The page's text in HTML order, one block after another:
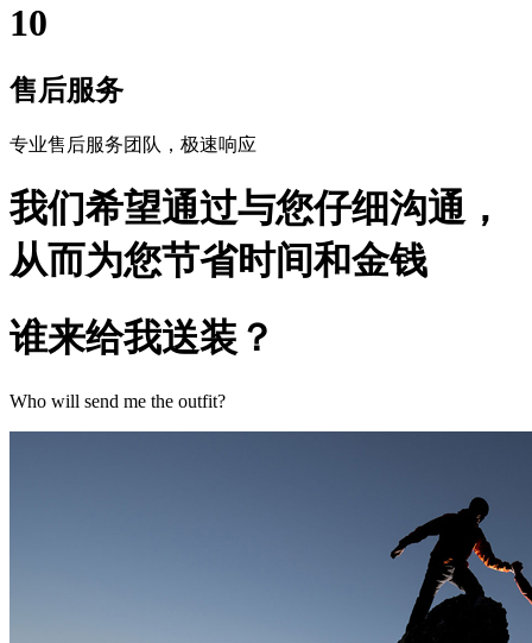
10
售后服务
专业售后服务团队，极速响应
我们希望通过与您仔细沟通，
从而为您节省时间和金钱
谁来给我送装？
Who will send me the outfit?